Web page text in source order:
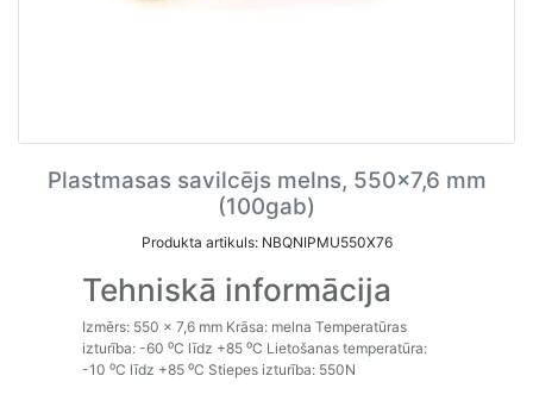
Plastmasas savilcējs melns, 550x7,6 mm
(100gab)
Produkta artikuls: NBQNIPMU550X76
Tehniskā informācija
Izmērs: 550 x 7,6 mm Krāsa: melna Temperatūras
izturība: -60 ⁰C līdz +85 ⁰C Lietošanas temperatūra:
-10 ⁰C līdz +85 ⁰C Stiepes izturība: 550N